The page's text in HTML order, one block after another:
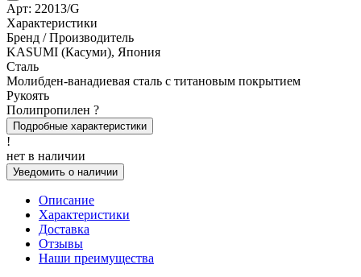
Арт: 22013/G
Характеристики
Бренд / Производитель
KASUMI (Касуми), Япония
Сталь
Молибден-ванадиевая сталь с титановым покрытием
Рукоять
Полипропилен ?
Подробные характеристики
!
нет в наличии
Уведомить о наличии
Описание
Характеристики
Доставка
Отзывы
Наши преимущества